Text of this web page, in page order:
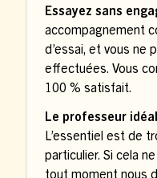
Essayez sans
accompagnement
d’essai, et vous ne
effectuées. Vous
100 % satisfait.
Le professeur
L’essentiel est de
particulier. Si cela
tout moment nous